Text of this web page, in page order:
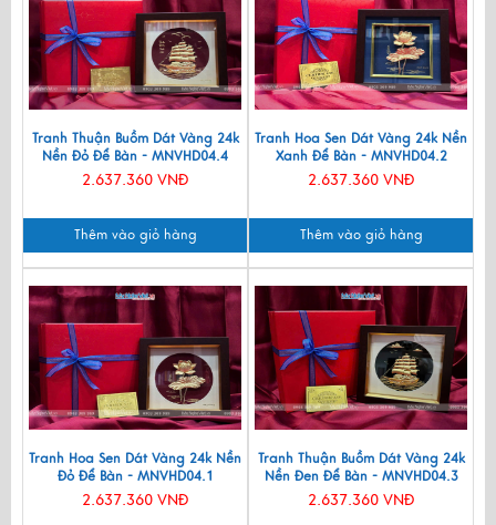
Tranh Thuận Buồm Dát Vàng 24k
Nền Đỏ Để Bàn - MNVHD04.4
2.637.360 VNĐ
Thêm vào giỏ hàng
Tranh Hoa Sen Dát Vàng 24k Nền
Xanh Để Bàn - MNVHD04.2
2.637.360 VNĐ
Thêm vào giỏ hàng
Tranh Hoa Sen Dát Vàng 24k Nền
Đỏ Để Bàn - MNVHD04.1
2.637.360 VNĐ
Tranh Thuận Buồm Dát Vàng 24k
Nền Đen Để Bàn - MNVHD04.3
2.637.360 VNĐ